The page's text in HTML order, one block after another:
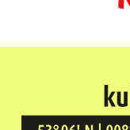
Kultur Vor
BREMEN